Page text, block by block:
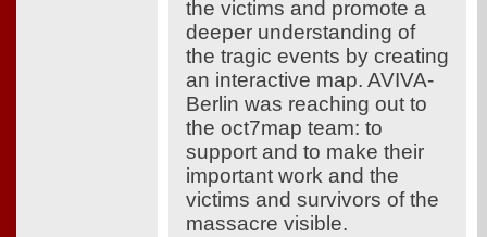
the victims and promote a
deeper understanding of
the tragic events by creating
an interactive map. AVIVA-
Berlin was reaching out to
the oct7map team: to
support and to make their
important work and the
victims and survivors of the
massacre visible.